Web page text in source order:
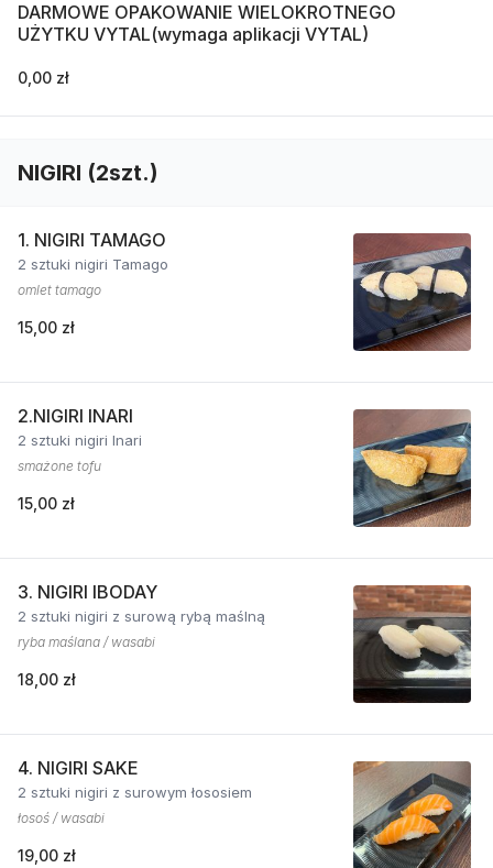
DARMOWE OPAKOWANIE WIELOKROTNEGO
UŻYTKU VYTAL(wymaga aplikacji VYTAL)
0,00 zł
NIGIRI (2szt.)
1. NIGIRI TAMAGO
2 sztuki nigiri Tamago
omlet tamago
15,00 zł
2.NIGIRI INARI
2 sztuki nigiri Inari
smażone tofu
15,00 zł
3. NIGIRI IBODAY
2 sztuki nigiri z surową rybą maślną
ryba maślana / wasabi
18,00 zł
4. NIGIRI SAKE
2 sztuki nigiri z surowym łososiem
łosoś / wasabi
19,00 zł